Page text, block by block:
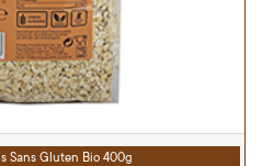
Sans Gluten Bio 400g